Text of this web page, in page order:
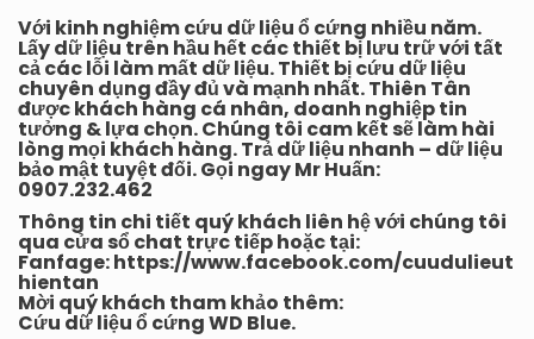
Với kinh nghiệm cứu dữ liệu ổ cứng nhiều năm.
Lấy dữ liệu trên hầu hết các thiết bị lưu trữ với tất
cả các lỗi làm mất dữ liệu. Thiết bị cứu dữ liệu
chuyên dụng đầy đủ và mạnh nhất. Thiên Tân
được khách hàng cá nhân, doanh nghiệp tin
tưởng & lựa chọn. Chúng tôi cam kết sẽ làm hài
lòng mọi khách hàng. Trả dữ liệu nhanh – dữ liệu
bảo mật tuyệt đối. Gọi ngay Mr Huấn:
0907.232.462
Thông tin chi tiết quý khách liên hệ với chúng tôi
qua cửa sổ chat trực tiếp hoặc tại:
Fanfage:https://www.facebook.com/cuudulieut
hientan
Mời quý khách tham khảo thêm:
Cứu dữ liệu ổ cứng WD Blue.